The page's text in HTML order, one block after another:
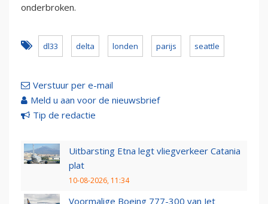
onderbroken.
dl33 delta londen parijs seattle
Verstuur per e-mail
Meld u aan voor de nieuwsbrief
Tip de redactie
Uitbarsting Etna legt vliegverkeer Catania
plat
10-08-2026, 11:34
Voormalige Boeing 777-300 van Jet